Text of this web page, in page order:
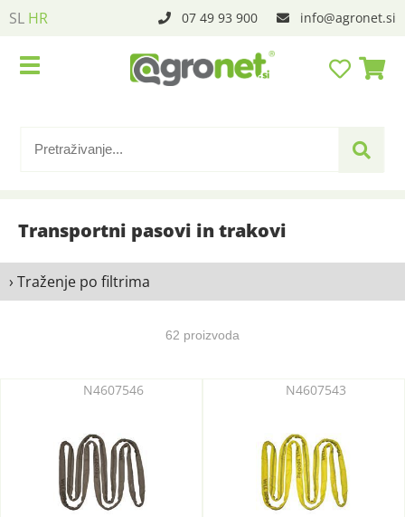
SL HR 07 49 93 900 info agronet.si
Transportni pasovi in trakovi
› Traženje po filtrima
62 proizvoda
N4607546 N4607543